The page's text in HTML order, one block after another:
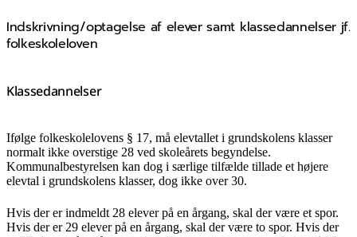
Indskrivning/optagelse af elever samt klassedannelser jf.
folkeskoleloven
Klassedannelser
Ifølge folkeskolelovens § 17, må elevtallet i grundskolens klasser
normalt ikke overstige 28 ved skoleårets begyndelse.
Kommunalbestyrelsen kan dog i særlige tilfælde tillade et højere
elevtal i grundskolens klasser, dog ikke over 30.
Hvis der er indmeldt 28 elever på en årgang, skal der være et spor.
Hvis der er 29 elever på en årgang, skal der være to spor. Hvis der